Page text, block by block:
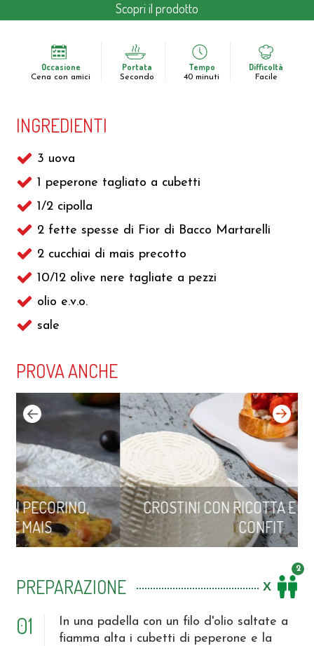
Scopri il prodotto
Occasione
Cena con amici
Portata
Secondo
Tempo
40 minuti
Difficoltà
Facile
INGREDIENTI
3 uova
1 peperone tagliato a cubetti
1/2 cipolla
2 fette spesse di Fior di Bacco Martarelli
2 cucchiai di mais precotto
10/12 olive nere tagliate a pezzi
olio e.v.o.
sale
PROVA ANCHE
CROSTINI CON RICOTTA E POMODORINI
CONFIT
prev next
PREPARAZIONE
2
01
In una padella con un filo d'olio saltate a
fiamma alta i cubetti di peperone e la